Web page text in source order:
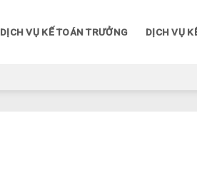
DỊCH VỤ KẾ TOÁN TRƯỞNG DỊCH VỤ